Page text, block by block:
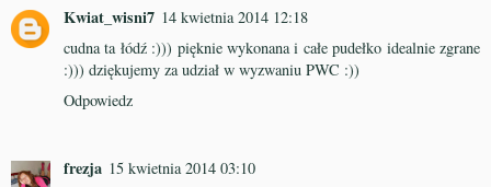
Kwiat_wisni7 14 kwietnia 2014 12:18
cudna ta łódź :))) pięknie wykonana i całe pudełko idealnie zgrane
:))) dziękujemy za udział w wyzwaniu PWC :))
Odpowiedz
frezja 15 kwietnia 2014 03:10